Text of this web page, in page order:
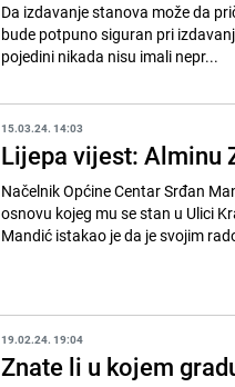
Da izdavanje stanova može da
bude potpuno siguran pri
pojedini nikada nisu imali nepr...
15.03.24. 14:03
Lijepa vijest: Alminu
Načelnik Općine Centar Srđan
osnovu kojeg mu se stan u Ulici
Mandić istakao je da je svojim
19.02.24. 19:04
Znate li u kojem